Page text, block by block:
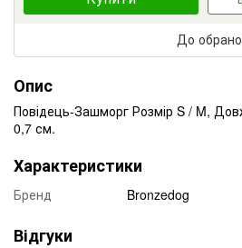
До
Опис
Повідець-Зашморг Розмір S / M,
0,7 см.
Характеристики
Бренд Bronzedog
Відгуки